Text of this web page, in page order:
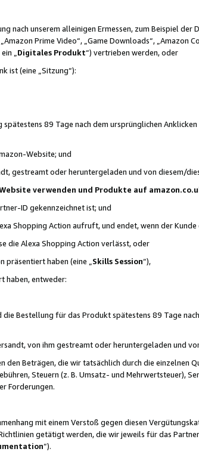
unserem alleinigen Ermessen, zum Beispiel der
Prime Video“, „Game Downloads“, „Amazon
„ Digitales Produkt“) vertrieben werden, oder
ist (eine „Sitzung“):
89 Tage nach dem ursprünglichen
Website; und
gestreamt oder heruntergeladen und von diesem/
verwenden und Produkte auf
ID gekennzeichnet ist; und
Shopping Action aufruft, und endet, wenn der Kunde
die Alexa Shopping Action verlässt, oder
haben (eine „ Skills Session“),
haben, entweder:
Bestellung für das Produkt spätestens 89 Tage
von ihm gestreamt oder heruntergeladen und
den Beträgen, die wir tatsächlich durch die einzelnen
Steuern (z. B. Umsatz- und Mehrwertsteuer),
Forderungen.
mit einem Verstoß gegen diesen
getätigt werden, die wir jeweils für das
“).